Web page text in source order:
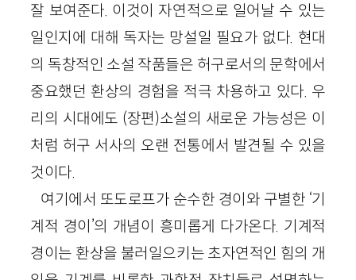
잘 보여준다. 이것이 자연적으로 일어날 수 있는
일인지에 대해 독자는 망설일 필요가 없다. 현대
의 독창적인 소설 작품들은 허구로서의 문학에서
중요했던 환상의 경험을 적극 차용하고 있다. 우
리의 시대에도 (장편)소설의 새로운 가능성은 이
처럼 허구 서사의 오랜 전통에서 발견될 수 있을
것이다.
여기에서 또도로프가 순수한 경이와 구별한 ‘기
계적 경이’의 개념이 흥미롭게 다가온다. 기계적
경이는 환상을 불러일으키는 초자연적인 힘의 개